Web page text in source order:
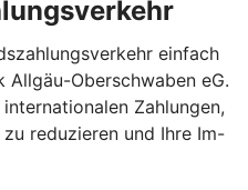
einfach
Allgäu-Oberschwaben eG.
Zahlungen,
reduzieren und Ihre Im-